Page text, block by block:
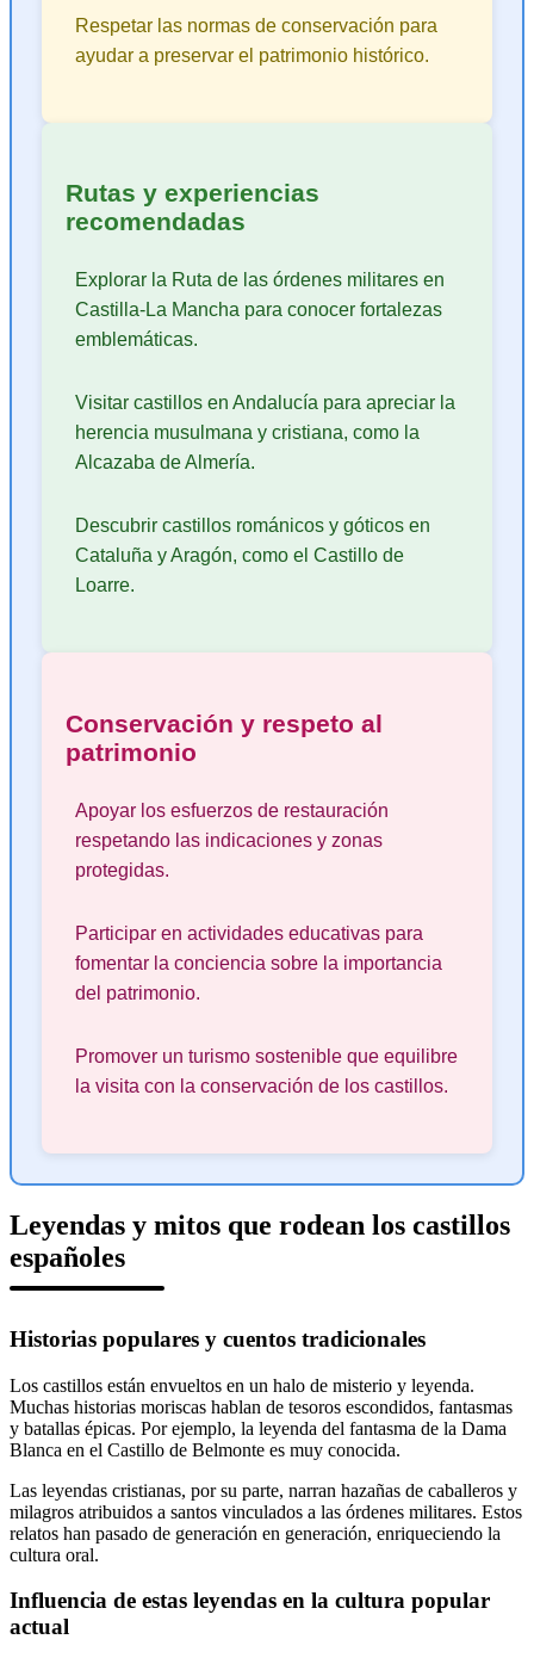
Respetar las normas de conservación para
ayudar a preservar el patrimonio histórico.
Rutas y experiencias
recomendadas
Explorar la Ruta de las órdenes militares en
Castilla-La Mancha para conocer fortalezas
emblemáticas.
Visitar castillos en Andalucía para apreciar la
herencia musulmana y cristiana, como la
Alcazaba de Almería.
Descubrir castillos románicos y góticos en
Cataluña y Aragón, como el Castillo de
Loarre.
Conservación y respeto al
patrimonio
Apoyar los esfuerzos de restauración
respetando las indicaciones y zonas
protegidas.
Participar en actividades educativas para
fomentar la conciencia sobre la importancia
del patrimonio.
Promover un turismo sostenible que equilibre
la visita con la conservación de los castillos.
Leyendas y mitos que rodean los castillos
españoles
Historias populares y cuentos tradicionales
Los castillos están envueltos en un halo de misterio y leyenda.
Muchas historias moriscas hablan de tesoros escondidos, fantasmas
y batallas épicas. Por ejemplo, la leyenda del fantasma de la Dama
Blanca en el Castillo de Belmonte es muy conocida.
Las leyendas cristianas, por su parte, narran hazañas de caballeros y
milagros atribuidos a santos vinculados a las órdenes militares. Estos
relatos han pasado de generación en generación, enriqueciendo la
cultura oral.
Influencia de estas leyendas en la cultura popular
actual